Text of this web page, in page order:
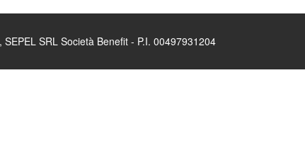
SRL Società Benefit - P.I. 00497931204